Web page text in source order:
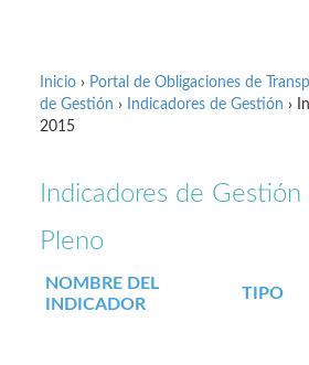
Inicio › Portal de Obligaciones de
de Gestión › Indicadores de Gestión ›
2015
Indicadores de
Pleno
NOMBRE DEL
INDICADOR
TIPO